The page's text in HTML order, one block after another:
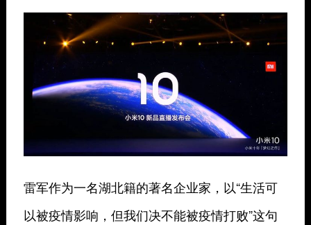
雷军作为一名湖北籍的著名企业家，以“生活可
以被疫情影响，但我们决不能被疫情打败”这句